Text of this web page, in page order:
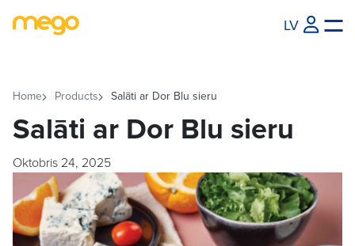
LV
Home Products Salāti ar Dor Blu sieru
Salāti ar Dor Blu sieru
Oktobris 24, 2025